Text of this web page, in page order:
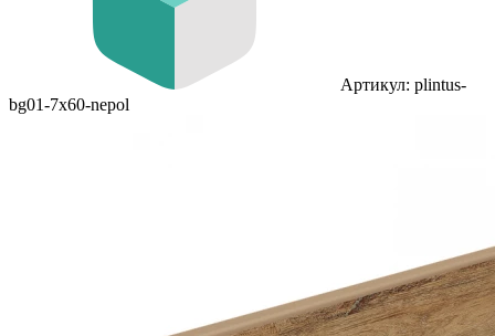
Артикул: plintus-
bg01-7x60-nepol